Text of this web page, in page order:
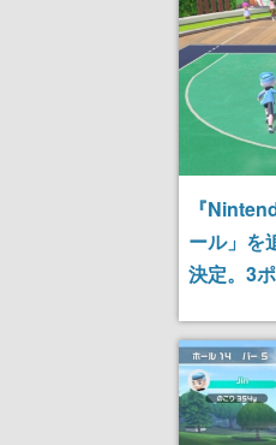
『
ール」を
決定。3
ームを
のモード